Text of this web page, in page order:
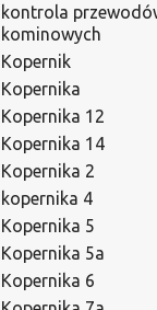
kontrola
kominowych
Kopernik
Kopernika
Kopernika 12
Kopernika 14
Kopernika 2
kopernika 4
Kopernika 5
Kopernika 5a
Kopernika 6